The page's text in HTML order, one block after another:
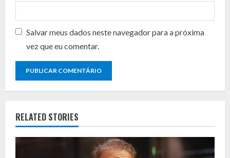
Salvar meus dados neste navegador para a próxima
vez que eu comentar.
RELATED STORIES